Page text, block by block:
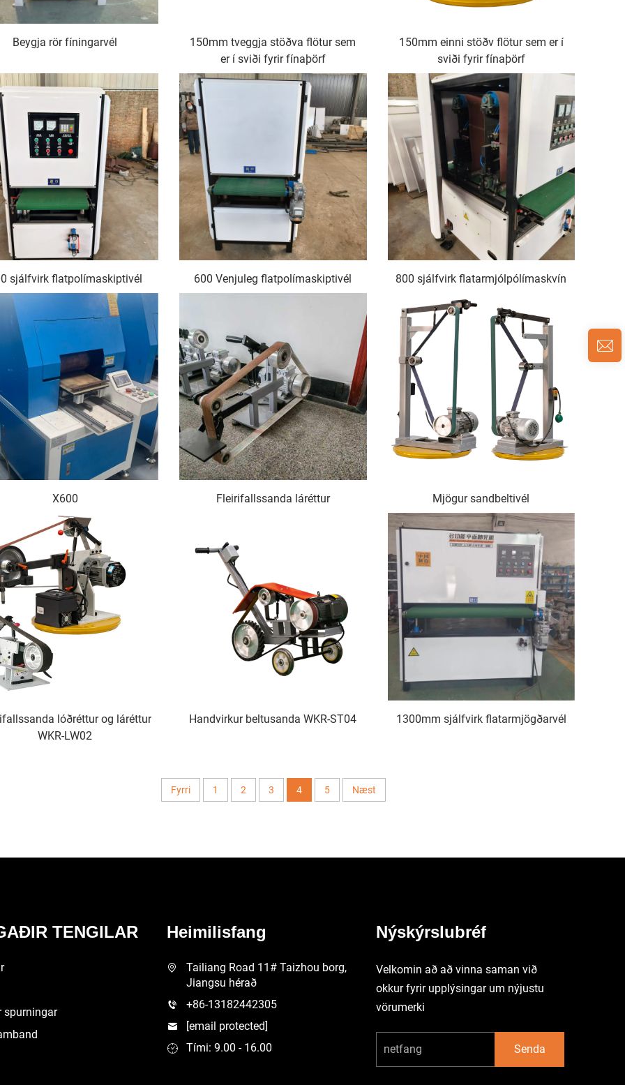
Beygja rör fíningarvél
150mm tveggja stöðva flötur sem
er í sviði fyrir fínaþörf
150mm einni stöðv flötur sem er í
sviði fyrir fínaþörf
sjálfvirk flatpolímaskiptivél 600 Venjuleg flatpolímaskiptivél 800 sjálfvirk flatarmjólpólímaskvín
X600 Fleirifallssanda láréttur Mjögur sandbeltivél
lóðréttur og láréttur
WKR-LW02
Handvirkur beltusanda WKR-ST04 1300mm sjálfvirk flatarmjögðarvél
Fyrri 1 2 3 4 5 Næst
TENGILAR
spurningar
Heimilisfang
Tailiang Road 11# Taizhou borg,
Jiangsu hérað
+86-13182442305
[email protected]
Tími: 9.00 - 16.00
Nýskýrslubréf
Velkomin að að vinna saman við
okkur fyrir upplýsingar um nýjustu
vörumerki
Senda